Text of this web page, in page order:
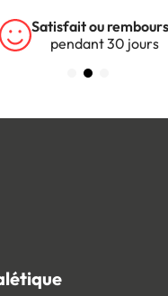
Satisfait ou
pendant 30 jours